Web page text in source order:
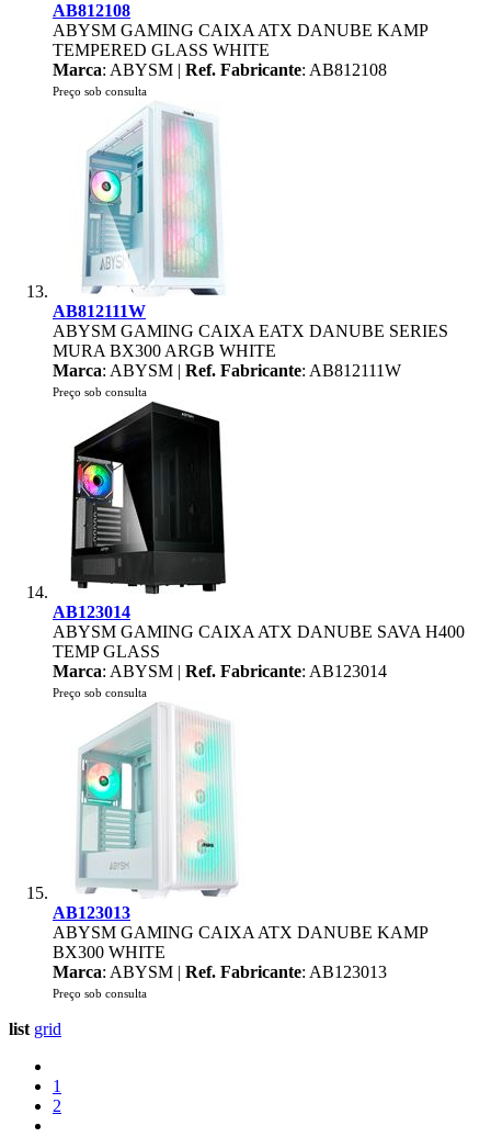
AB812108
ABYSM GAMING CAIXA ATX DANUBE KAMP
TEMPERED GLASS WHITE
Marca: ABYSM | Ref. Fabricante: AB812108
Preço sob consulta
AB812111W
ABYSM GAMING CAIXA EATX DANUBE SERIES
MURA BX300 ARGB WHITE
Marca: ABYSM | Ref. Fabricante: AB812111W
Preço sob consulta
AB123014
ABYSM GAMING CAIXA ATX DANUBE SAVA H400
TEMP GLASS
Marca: ABYSM | Ref. Fabricante: AB123014
Preço sob consulta
AB123013
ABYSM GAMING CAIXA ATX DANUBE KAMP
BX300 WHITE
Marca: ABYSM | Ref. Fabricante: AB123013
Preço sob consulta
list grid
1
2